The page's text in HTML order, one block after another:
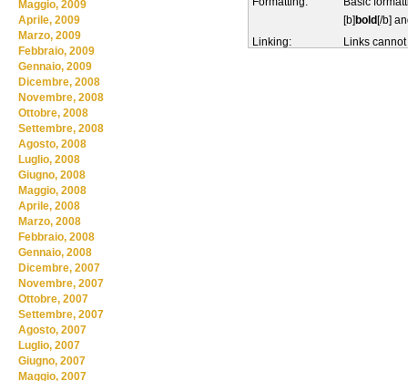
[b] bold [/b]
Linking:
Links
Maggio, 2009
Aprile, 2009
Marzo, 2009
Febbraio, 2009
Gennaio, 2009
Dicembre, 2008
Novembre, 2008
Ottobre, 2008
Settembre, 2008
Agosto, 2008
Luglio, 2008
Giugno, 2008
Maggio, 2008
Aprile, 2008
Marzo, 2008
Febbraio, 2008
Gennaio, 2008
Dicembre, 2007
Novembre, 2007
Ottobre, 2007
Settembre, 2007
Agosto, 2007
Luglio, 2007
Giugno, 2007
Maggio, 2007